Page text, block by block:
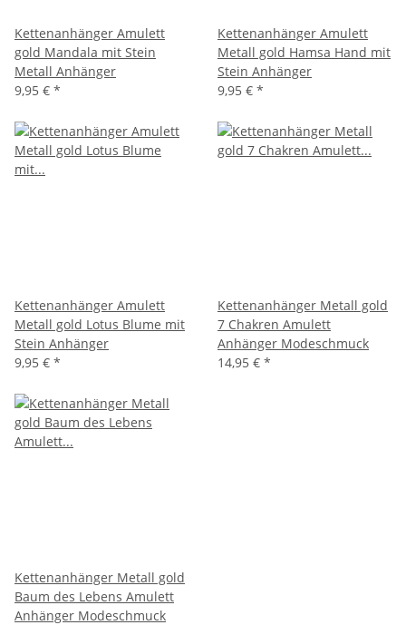
Kettenanhänger Amulett
gold Mandala mit Stein
Metall Anhänger
9,95 € *
Kettenanhänger Amulett
Metall gold Hamsa Hand mit
Stein Anhänger
9,95 € *
Kettenanhänger Amulett
Metall gold Lotus Blume mit
Stein Anhänger
9,95 € *
Kettenanhänger Metall gold
7 Chakren Amulett
Anhänger Modeschmuck
14,95 € *
Kettenanhänger Metall gold
Baum des Lebens Amulett
Anhänger Modeschmuck